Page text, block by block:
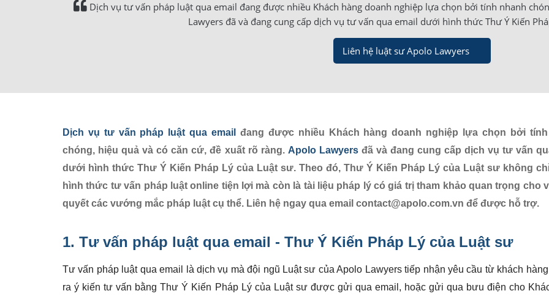
Dịch vụ tư vấn pháp luật qua email đang được nhiều Khách hàng doanh nghiệp lựa chọn bởi tính nhanh
Lawyers đã và đang cung cấp dịch vụ tư vấn qua email dưới hình thức Thư Ý Kiến
Liên hệ luật sư Apolo Lawyers
Dịch vụ tư vấn pháp luật qua email
đang được nhiều Khách hàng doanh nghiệp lựa chọn bởi tính
chóng, hiệu quả và có căn cứ, đề xuất rõ ràng. Apolo Lawyersđã và đang cung cấp dịch vụ tư vấn
dưới hình thức Thư Ý Kiến Pháp Lý của Luật sư. Theo đó, Thư Ý Kiến Pháp Lý của Luật sư không
hình thức tư vấn pháp luật online tiện lợi mà còn là tài liệu pháp lý có giá trị tham khảo quan trọng cho
quyết các vướng mắc pháp luật cụ thể. Liên hệ ngay qua email contact@apolo.com.vn để được hỗ trợ.
1. Tư vấn pháp luật qua email - Thư Ý Kiến Pháp Lý của Luật sư
Tư vấn pháp luật qua email là dịch vụ mà đội ngũ Luật sư của Apolo Lawyers tiếp nhận yêu cầu từ khách
ra ý kiến tư vấn bằng Thư Ý Kiến Pháp Lý của Luật sư được gửi qua email, hoặc gửi qua bưu điện cho